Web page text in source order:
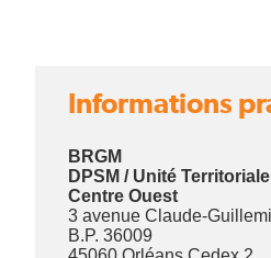
Encadré
Informations
BRGM
DPSM / Unité
Centre Ouest
3 avenue Claude-
B.P. 36009